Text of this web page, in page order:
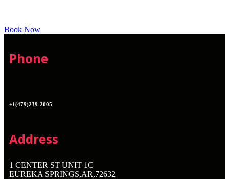
Book Now
Phone
+1(479)239-2005
Address
1 CENTER ST UNIT 1C
EUREKA SPRINGS,AR,72632